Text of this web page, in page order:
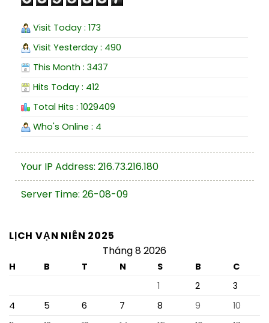
Visit Today : 173
Visit Yesterday : 490
This Month : 3437
Hits Today : 412
Total Hits : 1029409
Who's Online : 4
Your IP Address: 216.73.216.180
Server Time: 26-08-09
LỊCH VẠN NIÊN 2025
Tháng 8 2026
H B T N S B
C
1
2
3
4
5 6 7 8 9
10